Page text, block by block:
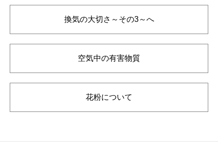
換気の大切さ～その3～へ
空気中の有害物質
花粉について